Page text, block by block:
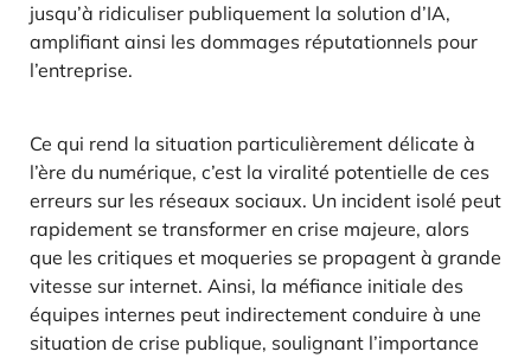
jusqu’à ridiculiser publiquement la solution d’IA,
amplifiant ainsi les dommages réputationnels pour
l’entreprise.
Ce qui rend la situation particulièrement délicate à
l’ère du numérique, c’est la viralité potentielle de ces
erreurs sur les réseaux sociaux. Un incident isolé peut
rapidement se transformer en crise majeure, alors
que les critiques et moqueries se propagent à grande
vitesse sur internet. Ainsi, la méfiance initiale des
équipes internes peut indirectement conduire à une
situation de crise publique, soulignant l’importance